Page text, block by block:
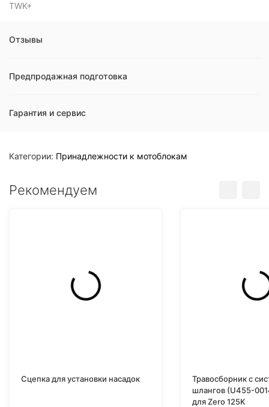
TWK+
Отзывы
Предпродажная подготовка
Гарантия и сервис
Категории: Принадлежности к мотоблокам
Рекомендуем
Сцепка для установки насадок
Травосборник с
шлангов (U455-
для Zero 125K